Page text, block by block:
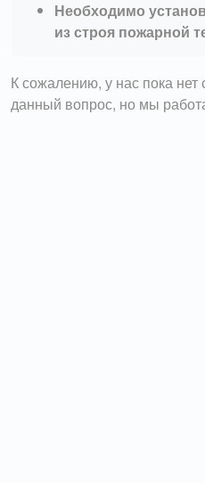
Необходимо
из строя пожарной
К сожалению, у нас пока нет
данный вопрос, но мы